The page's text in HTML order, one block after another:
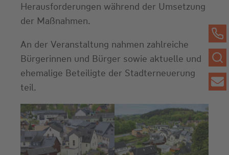
Herausforderungen während der Umsetzung
der Maßnahmen.
An der Veranstaltung nahmen zahlreiche
Bürgerinnen und Bürger sowie aktuelle und
ehemalige Beteiligte der Stadterneuerung
teil.